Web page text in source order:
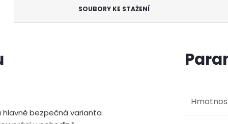
SOUBORY KE STAŽENÍ
hlavně bezpečná varianta